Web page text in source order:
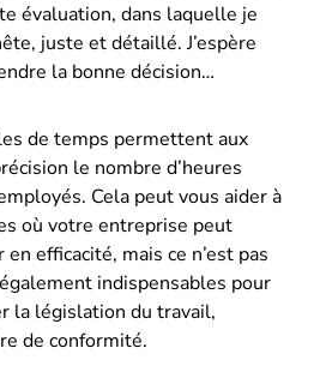
évaluation, dans laquelle je
juste et détaillé. J’espère
la bonne décision…
de temps permettent aux
le nombre d’heures
Cela peut vous aider à
où votre entreprise peut
efficacité, mais ce n’est pas
indispensables pour
la législation du travail,
de conformité.